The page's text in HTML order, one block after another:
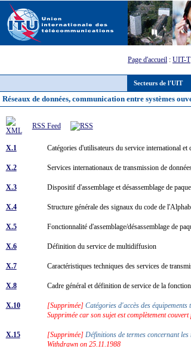
Secteurs de l'UIT
Page d'accueil : UIT-T
Réseaux de données, communication entre systèmes
RSS Feed
X.1 Catégories d'utilisateurs du service international et
X.2 Services internationaux de transmission de
X.3 Dispositif d'assemblage et désassemblage de
X.4 Structure générale des signaux du code de
X.5 Fonctionnalité d'assemblage/désassemblage de
X.6 Définition du service de multidiffusion
X.7 Caractéristiques techniques des services de
X.8 Cadre général et définition de service de la
X.10 [Supprimée] Catégories d'accès des
Supprimée car son sujet est complètement
X.15 [Supprimée] Définitions de termes concernant
Withdrawn on 25.11.1988